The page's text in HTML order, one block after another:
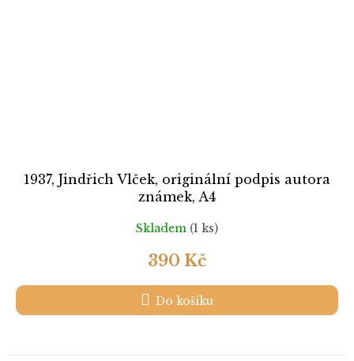
1937, Jindřich Vlček, originální podpis autora
známek, A4
Skladem (1 ks)
390 Kč
Do košíku